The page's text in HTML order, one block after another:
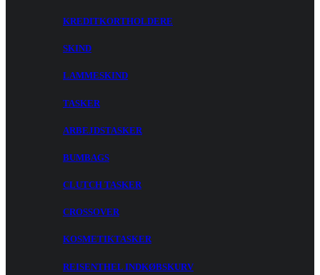
KREDITKORTHOLDERE
SKIND
LAMMESKIND
TASKER
ARBEJDSTASKER
BUMBAGS
CLUTCH TASKER
CROSSOVER
KOSMETIKTASKER
REISENTHEL INDKØBSKURV